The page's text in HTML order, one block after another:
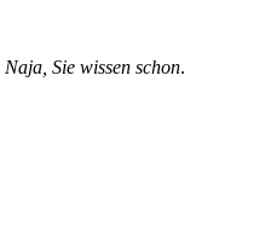
Naja, Sie wissen schon.